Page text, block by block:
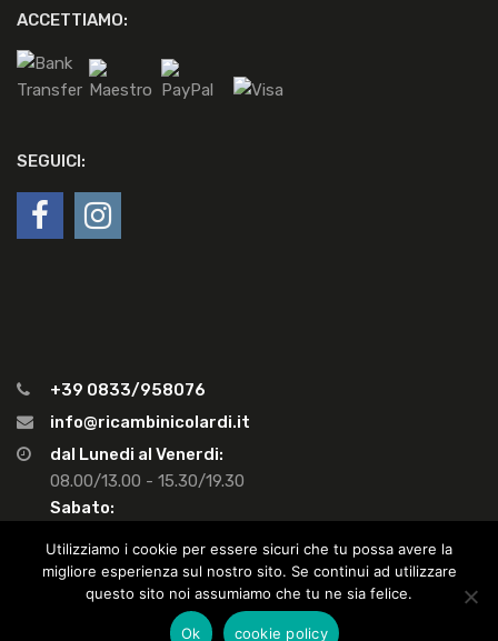
ACCETTIAMO:
SEGUICI:
+39 0833/958076
info@ricambinicolardi.it
dal Lunedi al Venerdi:
08.00/13.00 - 15.30/19.30
Sabato:
Nicolardi Fabio snc, Via M. Ricchiuto 38 - Gemini -
Utilizziamo i cookie per essere sicuri che tu possa avere la
migliore esperienza sul nostro sito. Se continui ad utilizzare
questo sito noi assumiamo che tu ne sia felice.
Ok cookie policy